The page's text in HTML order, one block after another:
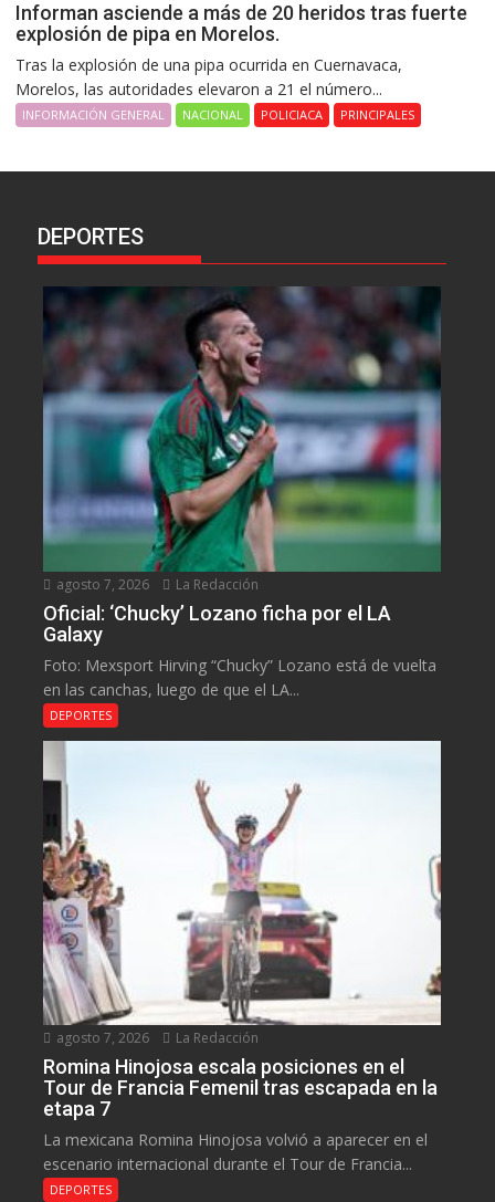
Informan asciende a más de 20 heridos tras fuerte
explosión de pipa en Morelos.
Tras la explosión de una pipa ocurrida en Cuernavaca,
Morelos, las autoridades elevaron a 21 el número...
INFORMACIÓN GENERAL NACIONAL POLICIACA PRINCIPALES
DEPORTES
agosto 7, 2026 La Redacción
Oficial: ‘Chucky’ Lozano ficha por el LA
Galaxy
Foto: Mexsport Hirving “Chucky” Lozano está de vuelta
en las canchas, luego de que el LA...
DEPORTES
agosto 7, 2026 La Redacción
Romina Hinojosa escala posiciones en el
Tour de Francia Femenil tras escapada en la
etapa 7
La mexicana Romina Hinojosa volvió a aparecer en el
escenario internacional durante el Tour de Francia...
DEPORTES